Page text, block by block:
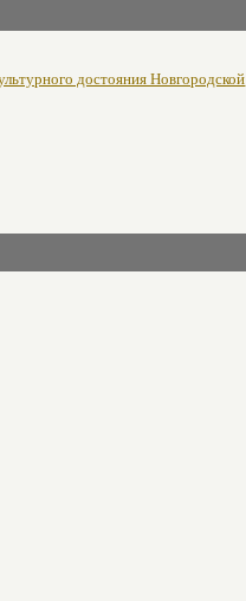
достояния Новгородской